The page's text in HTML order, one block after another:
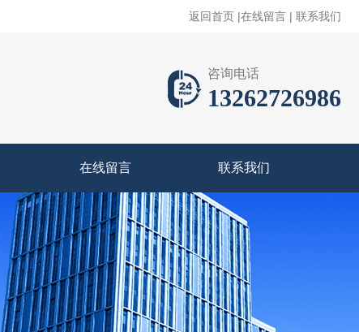
返回首页 |在线留言 | 联系我们
咨询电话
13262726986
在线留言 联系我们